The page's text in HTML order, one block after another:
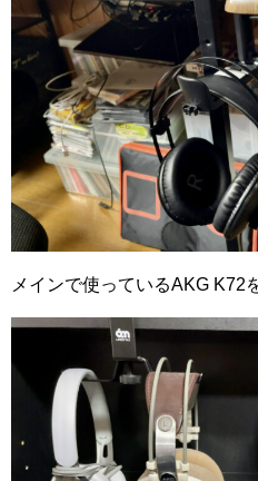
メインで使っているAKG K72